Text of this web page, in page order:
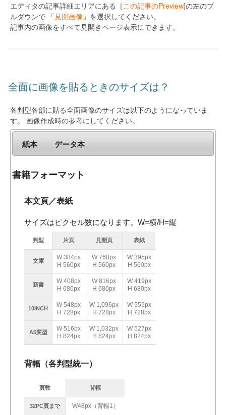
エディタの記事詳細エリアにある［この記事のPreview]の左のプ
ルダウンで 「 見開画像 」を選択してください。
記事内の画像をすべて見開きページ表示にできます。
全面に画像を貼るときのサイズは？
各判型各部に貼る全面画像のサイズは以下のようになっていま
す。 画像作成時の参考にしてください。
紙本 データ本
書籍フォーマット
本文頁／表紙
サイズはピクセル数になります。W=横/H=縦
判型 片頁 見開頁 表紙
文庫
W 384px
H 560px
W 768px
H 560px
W 395px
H 560px
新書
W 408px
H 680px
W 816px
H 680px
W 419px
H 680px
10INCH
W 548px
H 728px
W 1,096px
H 728px
W 559px
H 728px
A5変型
W 516px
H 824px
W 1,032px
H 824px
W 527px
H 824px
背幅（各判型統一）
頁数 背幅
32PC頁まで W48px（背幅1）